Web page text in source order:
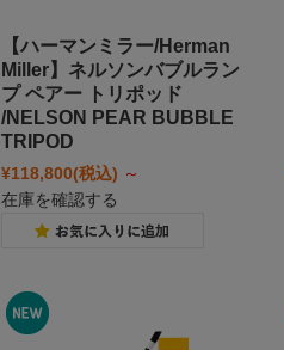
【ハーマンミラー/Herman
Miller】ネルソンバブルラン
プ ペアー トリポッド
/NELSON PEAR BUBBLE
TRIPOD
¥118,800(税込) ～
在庫を確認する